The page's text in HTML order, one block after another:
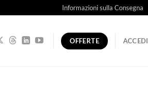
Informazioni sulla Consegna
OFFERTE ACCEDI